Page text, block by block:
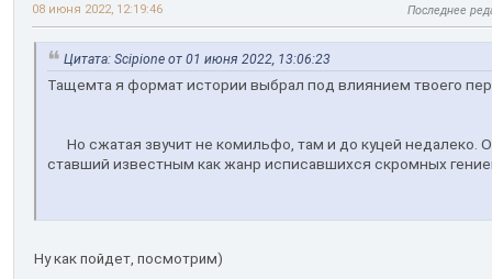
08 июня 2022, 12:19:46 Последнее
Цитата: Scipione от 01 июня 2022, 13:06:23
Тащемта я формат истории выбрал под влиянием твоего
Но сжатая звучит не комильфо, там и до куцей недалеко.
ставший известным как жанр исписавшихся скромных
Ну как пойдет, посмотрим)